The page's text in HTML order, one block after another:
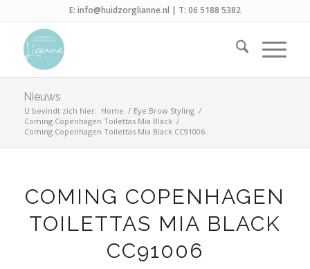
E: info@huidzorglianne.nl | T: 06 5188 5382
Nieuws
U bevindt zich hier: Home / Eye Brow Styling /
Coming Copenhagen Toilettas Mia Black /
Coming Copenhagen Toilettas Mia Black CC91006
COMING COPENHAGEN
TOILETTAS MIA BLACK
CC91006